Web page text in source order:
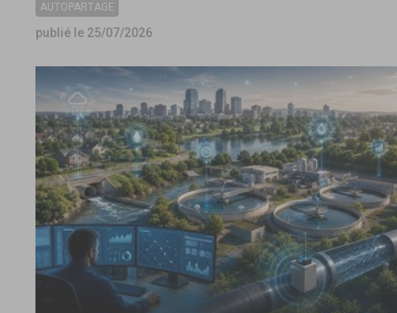
AUTOPARTAGE
publié le 25/07/2026